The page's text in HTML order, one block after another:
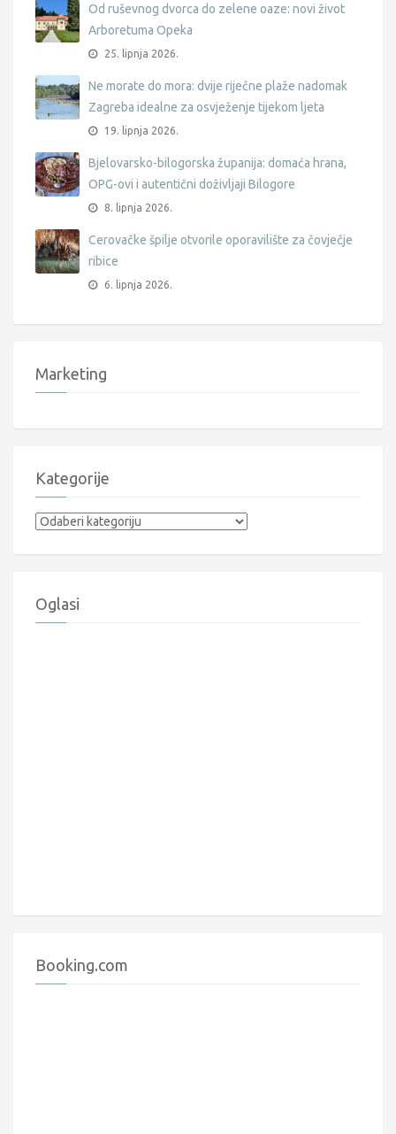
Od ruševnog dvorca do zelene oaze: novi život
Arboretuma Opeka
25. lipnja 2026.
Ne morate do mora: dvije riječne plaže nadomak
Zagreba idealne za osvježenje tijekom ljeta
19. lipnja 2026.
Bjelovarsko-bilogorska županija: domaća hrana,
OPG-ovi i autentični doživljaji Bilogore
8. lipnja 2026.
Cerovačke špilje otvorile oporavilište za čovječje
ribice
6. lipnja 2026.
Marketing
Kategorije
Kategorije
Oglasi
Booking.com